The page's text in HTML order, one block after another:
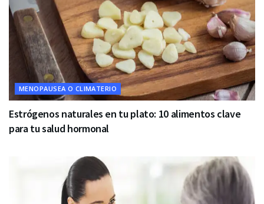
MENOPAUSEA O CLIMATERIO
Estrógenos naturales en tu plato: 10 alimentos clave
para tu salud hormonal